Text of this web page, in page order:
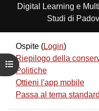
Apri indice del corso
Digital Learning e
Studi di
Ospite (Login)
Riepilogo della
Politiche
Ottieni l'app mobile
Passa al tema standard